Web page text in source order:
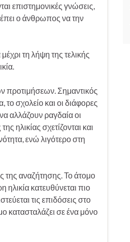
επιστημονικές γνώσεις,
ο άνθρωπος να την
τη λήψη της τελικής
προτιμήσεων. Σημαντικός
το σχολείο και οι διάφορες
αλλάζουν ραγδαία οι
ηλικίας σχετίζονται και
ενώ λιγότερο στη
της αναζήτησης. Το άτομο
ηλικία κατευθύνεται πιο
τις επιδόσεις στο
κατασταλάζει σε ένα μόνο